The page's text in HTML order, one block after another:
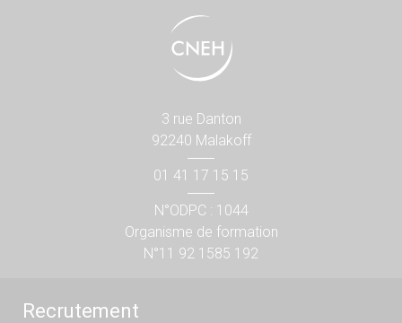
3 rue Danton
92240 Malakoff
01 41 17 15 15
N°ODPC : 1044
Organisme de formation
N°11 92 1585 192
Recrutement